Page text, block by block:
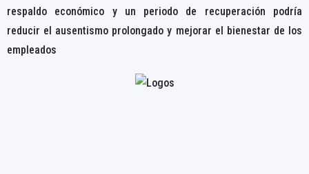
respaldo económico y un periodo de recuperación podría
reducir el ausentismo prolongado y mejorar el bienestar de los
empleados